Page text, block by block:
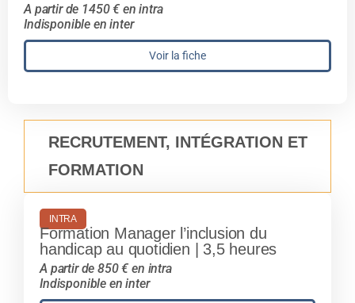
A partir de 1450 € en intra
Indisponible en inter
Voir la fiche
RECRUTEMENT, INTÉGRATION ET
FORMATION
INTRA
Formation Manager l’inclusion du
handicap au quotidien | 3,5 heures
A partir de 850 € en intra
Indisponible en inter